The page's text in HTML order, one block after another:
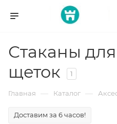
Стаканы
щеток
1
Главная — Каталог —
Доставим за 6 часов!